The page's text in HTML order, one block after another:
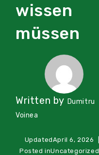
wissen
müssen
Written by Dumitru
Voinea
UpdatedApril 6, 2026
Posted inUncategorized